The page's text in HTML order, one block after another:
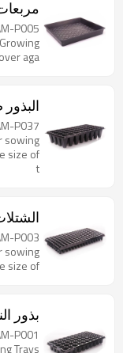
مربعات
P005
aga
P037
sowing
size of
t
P003
sowing
size of
بذور
P001
Trays